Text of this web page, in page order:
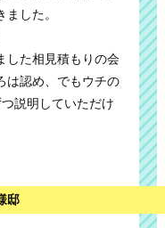
した。
した相見積もりの会
は認め、でもウチの
説明していただけ
邸